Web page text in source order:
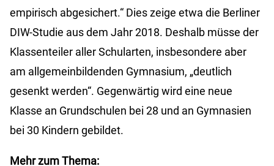
empirisch abgesichert.“ Dies zeige etwa die Berliner
DIW-Studie aus dem Jahr 2018. Deshalb müsse der
Klassenteiler aller Schularten, insbesondere aber
am allgemeinbildenden Gymnasium, „deutlich
gesenkt werden“. Gegenwärtig wird eine neue
Klasse an Grundschulen bei 28 und an Gymnasien
bei 30 Kindern gebildet.
Mehr zum Thema: